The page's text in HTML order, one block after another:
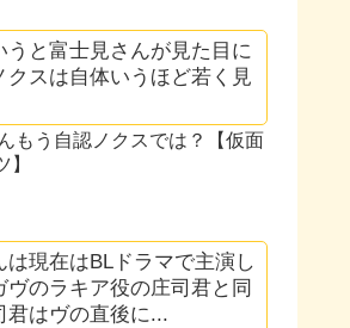
うと富士見さんが見た目に
クスは自体いうほど若く見
もう自認ノクスでは？【仮面
は現在はBLドラマで主演し
ヴのラキア役の庄司君と同
君はヴの直後に...